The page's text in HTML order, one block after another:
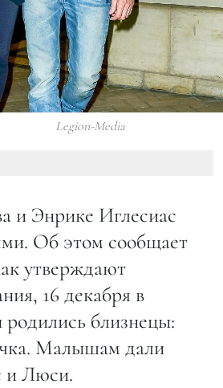
Legion-Media
и Энрике Иглесиас
Об этом сообщает
утверждают
16 декабря в
близнецы:
Малышам дали
и Люси.